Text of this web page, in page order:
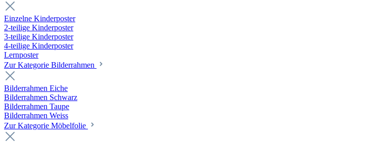
Einzelne Kinderposter
2-teilige Kinderposter
3-teilige Kinderposter
4-teilige Kinderposter
Lernposter
Zur Kategorie Bilderrahmen
Bilderrahmen Eiche
Bilderrahmen Schwarz
Bilderrahmen Taupe
Bilderrahmen Weiss
Zur Kategorie Möbelfolie